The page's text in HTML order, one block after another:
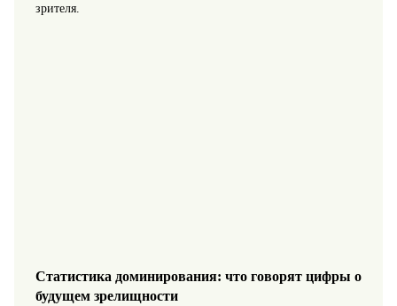
зрителя.
Статистика доминирования: что говорят цифры о
будущем зрелищности